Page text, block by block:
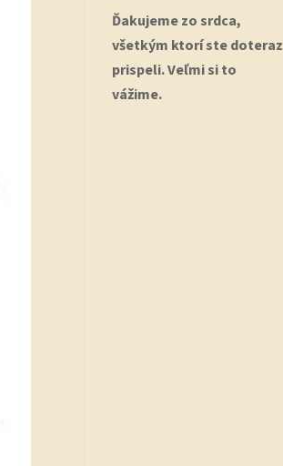
Ďakujeme zo srdca,
všetkým ktorí ste doteraz
prispeli. Veľmi si to
vážime.